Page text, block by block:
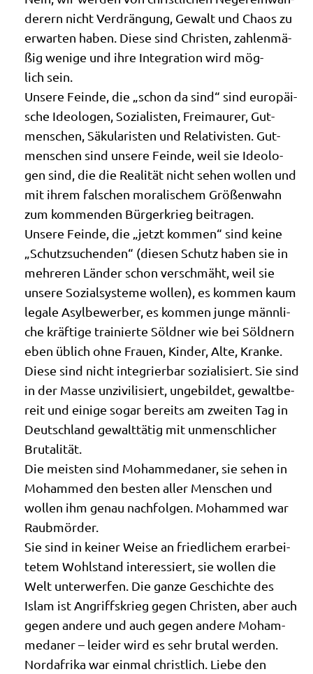
de­rern nicht Ver­drän­gung, Gewalt und Cha­os zu
erwar­ten haben. Die­se sind Chri­sten, zah­len­mä­
ßig weni­ge und ihre Inte­gra­ti­on wird mög­
lich sein.
Unse­re Fein­de, die „schon da sind“ sind euro­päi­
sche Ideo­lo­gen, Sozia­li­sten, Frei­mau­rer, Gut­
men­schen, Säku­la­ri­sten und Rela­ti­vi­sten. Gut­
men­schen sind unse­re Fein­de, weil sie Ideo­lo­
gen sind, die die Rea­li­tät nicht sehen wol­len und
mit ihrem fal­schen mora­li­schem Grö­ßen­wahn
zum kom­men­den Bür­ger­krieg beitragen.
Unse­re Fein­de, die „jetzt kom­men“ sind kei­ne
„Schutz­su­chen­den“ (die­sen Schutz haben sie in
meh­re­ren Län­der schon ver­schmäht, weil sie
unse­re Sozi­al­sy­ste­me wol­len), es kom­men kaum
lega­le Asyl­be­wer­ber, es kom­men jun­ge männ­li­
che kräf­ti­ge trai­nier­te Söld­ner wie bei Söld­nern
eben üblich ohne Frau­en, Kin­der, Alte, Kran­ke.
Die­se sind nicht inte­grier­bar sozia­li­siert. Sie sind
in der Mas­se unzi­vi­li­siert, unge­bil­det, gewalt­be­
reit und eini­ge sogar bereits am zwei­ten Tag in
Deutsch­land gewalt­tä­tig mit unmensch­li­cher
Brutalität.
Die mei­sten sind Moham­me­da­ner, sie sehen in
Moham­med den besten aller Men­schen und
wol­len ihm genau nach­fol­gen. Moham­med war
Raubmörder.
Sie sind in kei­ner Wei­se an fried­li­chem erar­bei­
te­tem Wohl­stand inter­es­siert, sie wol­len die
Welt unter­wer­fen. Die gan­ze Geschich­te des
Islam ist Angriffs­krieg gegen Chri­sten, aber auch
gegen ande­re und auch gegen ande­re Moham­
me­da­ner – lei­der wird es sehr bru­tal wer­den.
Nord­afri­ka war ein­mal christ­lich. Lie­be den